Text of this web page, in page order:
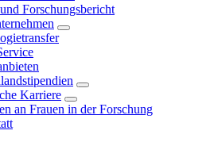
Forschungsbericht
Karriere
an Frauen in der Forschung